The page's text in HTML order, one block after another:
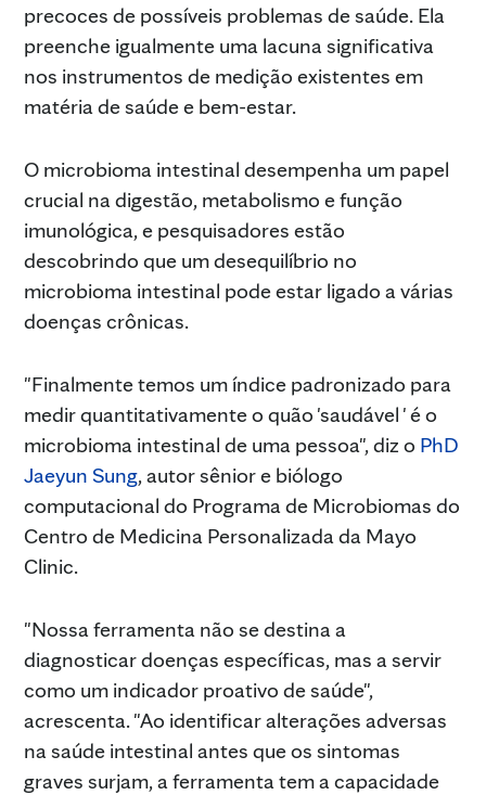
precoces de possíveis problemas de saúde. Ela
preenche igualmente uma lacuna significativa
nos instrumentos de medição existentes em
matéria de saúde e bem-estar.
O microbioma intestinal desempenha um papel
crucial na digestão, metabolismo e função
imunológica, e pesquisadores estão
descobrindo que um desequilíbrio no
microbioma intestinal pode estar ligado a várias
doenças crônicas.
"Finalmente temos um índice padronizado para
medir quantitativamente o quão 'saudável ' é o
microbioma intestinal de uma pessoa", diz o PhD
Jaeyun Sung, autor sênior e biólogo
computacional do Programa de Microbiomas do
Centro de Medicina Personalizada da Mayo
Clinic.
"Nossa ferramenta não se destina a
diagnosticar doenças específicas, mas a servir
como um indicador proativo de saúde",
acrescenta. "Ao identificar alterações adversas
na saúde intestinal antes que os sintomas
graves surjam, a ferramenta tem a capacidade